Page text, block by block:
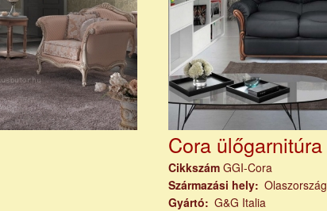
Cora ülőgarnitúra
Cikkszám GGI-Cora
Származási hely
Olaszország
Gyártó
G&G Italia